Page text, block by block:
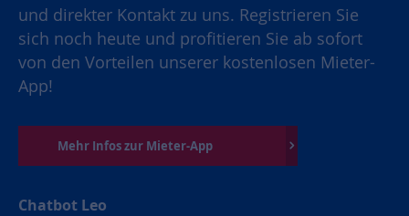
und direkter Kontakt zu uns. Registrieren Sie
sich noch heute und profitieren Sie ab sofort
von den Vorteilen unserer kostenlosen Mieter-
App!
Mehr Infos zur Mieter-App
Chatbot Leo